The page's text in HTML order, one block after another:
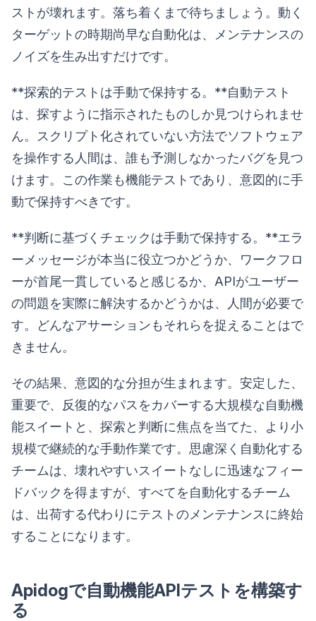
ストが壊れます。落ち着くまで待ちましょう。動く
ターゲットの時期尚早な自動化は、メンテナンスの
ノイズを生み出すだけです。
**探索的テストは手動で保持する。**自動テスト
は、探すように指示されたものしか見つけられませ
ん。スクリプト化されていない方法でソフトウェア
を操作する人間は、誰も予測しなかったバグを見つ
けます。この作業も機能テストであり、意図的に手
動で保持すべきです。
**判断に基づくチェックは手動で保持する。**エラ
ーメッセージが本当に役立つかどうか、ワークフロ
ーが首尾一貫していると感じるか、APIがユーザー
の問題を実際に解決するかどうかは、人間が必要で
す。どんなアサーションもそれらを捉えることはで
きません。
その結果、意図的な分担が生まれます。安定した、
重要で、反復的なパスをカバーする大規模な自動機
能スイートと、探索と判断に焦点を当てた、より小
規模で継続的な手動作業です。思慮深く自動化する
チームは、壊れやすいスイートなしに迅速なフィー
ドバックを得ますが、すべてを自動化するチーム
は、出荷する代わりにテストのメンテナンスに終始
することになります。
Apidogで自動機能APIテストを構築す
る